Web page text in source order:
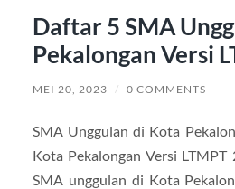
Daftar 5 SMA
Pekalongan Versi
MEI 20, 2023 / 0 COMMENTS
SMA Unggulan di Kota
Kota Pekalongan Versi
SMA unggulan di Kota